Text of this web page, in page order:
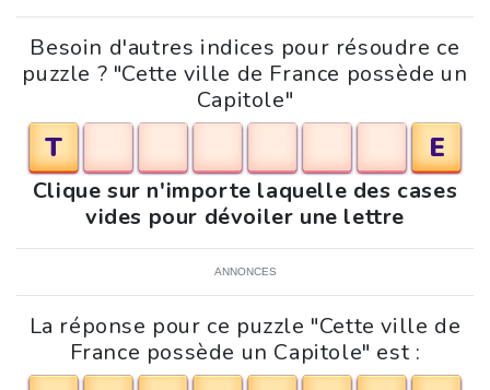
Besoin d'autres indices pour résoudre ce
puzzle ? "Cette ville de France possède un
Capitole"
T E
Clique sur n'importe laquelle des cases
vides pour dévoiler une lettre
ANNONCES
La réponse pour ce puzzle "Cette ville de
France possède un Capitole" est :